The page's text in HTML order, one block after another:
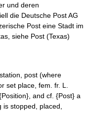
und deren
die Deutsche Post AG
Post eine Stadt im
siehe Post (Texas)
post (where
set place, fem. fr. L.
and cf. {Post} a
stopped, placed,